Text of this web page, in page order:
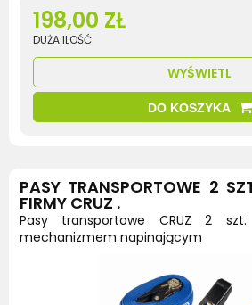
198,00 ZŁ
DUŻA ILOŚĆ
WYŚWIETL
DO KOSZYKA
PASY TRANSPORTOWE 2
FIRMY CRUZ .
Pasy transportowe CRUZ 2
mechanizmem napinającym